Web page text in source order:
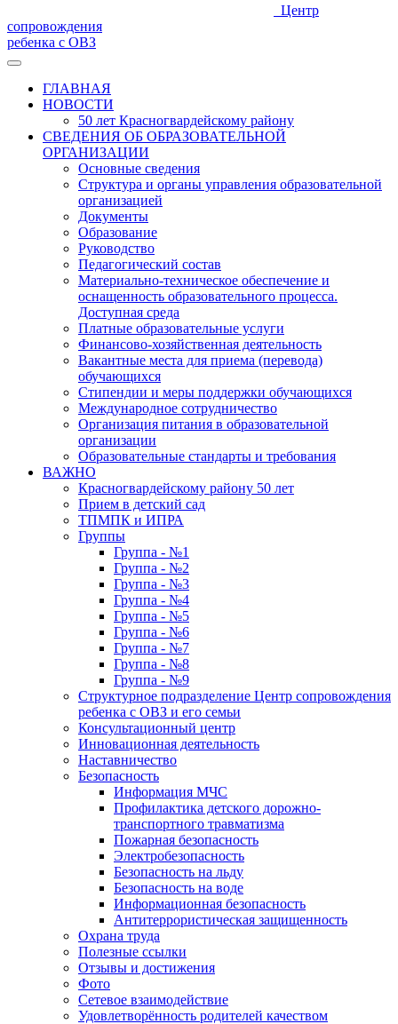
Центр
сопровождения
ребенка с ОВЗ
ГЛАВНАЯ
НОВОСТИ
50 лет Красногвардейскому району
СВЕДЕНИЯ ОБ ОБРАЗОВАТЕЛЬНОЙ
ОРГАНИЗАЦИИ
Основные сведения
Структура и органы управления образовательной
организацией
Документы
Образование
Руководство
Педагогический состав
Материально-техническое обеспечение и
оснащенность образовательного процесса.
Доступная среда
Платные образовательные услуги
Финансово-хозяйственная деятельность
Вакантные места для приема (перевода)
обучающихся
Стипендии и меры поддержки обучающихся
Международное сотрудничество
Организация питания в образовательной
организации
Образовательные стандарты и требования
ВАЖНО
Красногвардейскому району 50 лет
Прием в детский сад
ТПМПК и ИПРА
Группы
Группа - №1
Группа - №2
Группа - №3
Группа - №4
Группа - №5
Группа - №6
Группа - №7
Группа - №8
Группа - №9
Структурное подразделение Центр сопровождения
ребенка с ОВЗ и его семьи
Консультационный центр
Инновационная деятельность
Наставничество
Безопасность
Информация МЧС
Профилактика детского дорожно-
транспортного травматизма
Пожарная безопасность
Электробезопасность
Безопасность на льду
Безопасность на воде
Информационная безопасность
Антитеррористическая защищенность
Охрана труда
Полезные ссылки
Отзывы и достижения
Фото
Сетевое взаимодействие
Удовлетворённость родителей качеством